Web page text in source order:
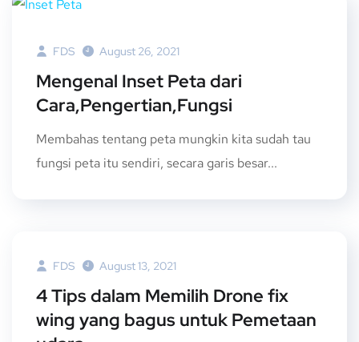
FDS August 26, 2021
Mengenal Inset Peta dari
Cara,Pengertian,Fungsi
Membahas tentang peta mungkin kita sudah tau
fungsi peta itu sendiri, secara garis besar...
FDS August 13, 2021
4 Tips dalam Memilih Drone fix
wing yang bagus untuk Pemetaan